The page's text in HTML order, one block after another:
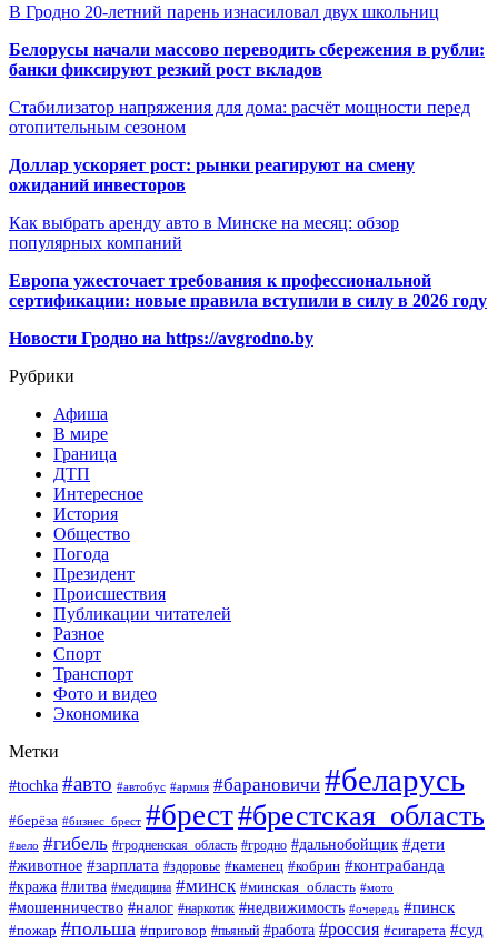
В Гродно 20-летний парень изнасиловал двух школьниц
Белорусы начали массово переводить сбережения в рубли:
банки фиксируют резкий рост вкладов
Стабилизатор напряжения для дома: расчёт мощности перед
отопительным сезоном
Доллар ускоряет рост: рынки реагируют на смену
ожиданий инвесторов
Как выбрать аренду авто в Минске на месяц: обзор
популярных компаний
Европа ужесточает требования к профессиональной
сертификации: новые правила вступили в силу в 2026 году
Новости Гродно на https://avgrodno.by
Рубрики
Афиша
В мире
Граница
ДТП
Интересное
История
Общество
Погода
Президент
Происшествия
Публикации читателей
Разное
Спорт
Транспорт
Фото и видео
Экономика
Метки
#tochka #авто #автобус #армия #барановичи #беларусь
#берёза #бизнес_брест #брест#брестская_область
#вело #гибель #гродненская_область #гродно #дальнобойщик #дети
#животное #зарплата #здоровье #каменец #кобрин #контрабанда
#кража #литва #медицина #минск #минская_область #мото
#мошенничество #налог #наркотик #недвижимость #очередь #пинск
#пожар #польша #приговор #пьяный #работа #россия #сигарета #суд